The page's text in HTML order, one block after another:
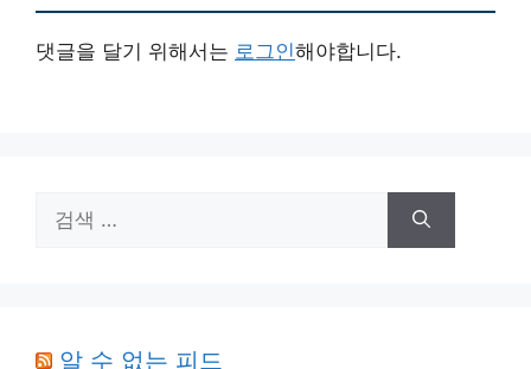
댓글을 달기 위해서는 로그인해야합니다.
색:
알 수 없는 피드